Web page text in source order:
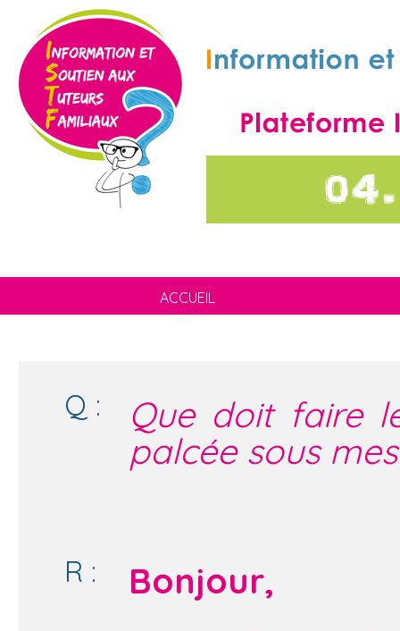
ACCUEIL
Q :
Que doit faire
palcée sous
R :
Bonjour,